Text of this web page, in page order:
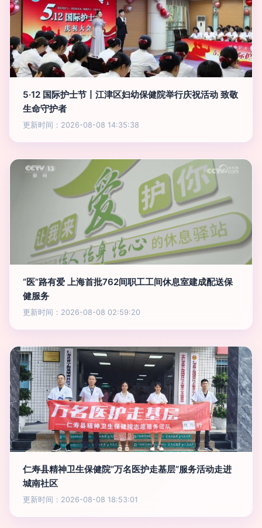
5·12 国际护士节丨江津区妇幼保健院举行庆祝活动 致敬
生命守护者
更新时间：2026-08-08 14:35:38
“医”路有爱 上海首批762间职工工间休息室建成配送保
健服务
更新时间：2026-08-08 02:59:20
仁寿县精神卫生保健院“万名医护走基层”服务活动走进
城南社区
更新时间：2026-08-08 18:53:01